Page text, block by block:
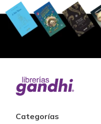
Categorías